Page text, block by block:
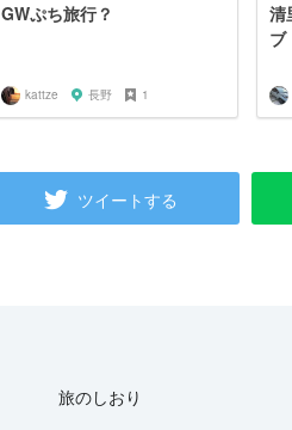
GWぷち旅行？
kattze 長野 1
清
ブ
ツイートする
旅のしおり